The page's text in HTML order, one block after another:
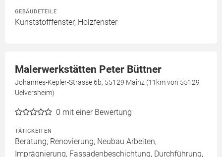
GEBÄUDETEILE
Kunststofffenster, Holzfenster
Malerwerkstätten Peter Büttner
Johannes-Kepler-Strasse 6b, 55129 Mainz (11km von 55129
Uelversheim)
0 mit einer Bewertung
TÄTIGKEITEN
Beratung, Renovierung, Neubau Arbeiten,
Imprägnierung, Fassadenbeschichtung, Durchführung,